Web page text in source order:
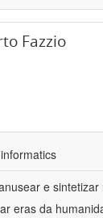
Fazzio
e
eras da